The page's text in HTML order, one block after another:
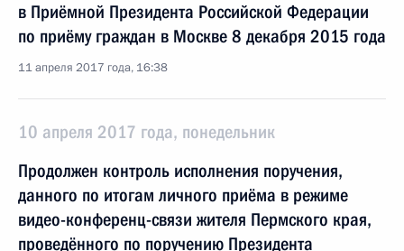
в Приёмной Президента Российской Федерации
по приёму граждан в Москве 8 декабря 2015 года
11 апреля 2017 года, 16:38
10 апреля 2017 года, понедельник
Продолжен контроль исполнения поручения,
данного по итогам личного приёма в режиме
видео-конференц-связи жителя Пермского края,
проведённого по поручению Президента